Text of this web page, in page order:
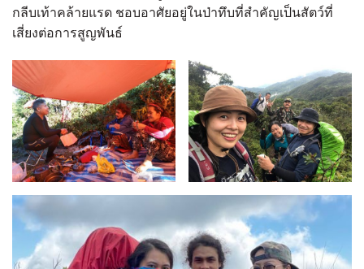
กลีบเท้าคล้ายแรด ชอบอาศัยอยู่ในป่าทึบที่สำคัญเป็นสัตว์ที่
เสี่ยงต่อการสูญพันธ์